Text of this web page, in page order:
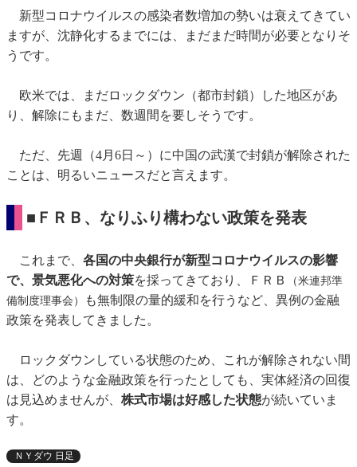
新型コロナウイルスの感染者数増加の勢いは衰えてきてい
ますが、沈静化するまでには、まだまだ時間が必要となりそ
うです。
欧米では、まだロックダウン（都市封鎖）した地区があ
り、解除にもまだ、数週間を要しそうです。
ただ、先週（4月6日～）に中国の武漢で封鎖が解除された
ことは、明るいニュースだと言えます。
■ＦＲＢ、なりふり構わない政策を発表
これまで、 各国の中央銀行が新型コロナウイルスの影響
で、景気悪化への対策を採ってきており、ＦＲＢ
（米連邦準
備制度理事会）
も無制限の量的緩和を行うなど、異例の金融
政策を発表してきました。
ロックダウンしている状態のため、これが解除されない間
は、どのような金融政策を行ったとしても、実体経済の回復
は見込めませんが、 株式市場は好感した状態が続いていま
す。
ＮＹダウ 日足